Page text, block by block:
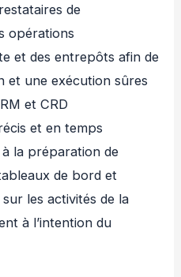
de
opérations
et des entrepôts afin de
et une exécution sûres
et CRD
et en temps
la préparation de
de bord et
les activités de la
à l’intention du